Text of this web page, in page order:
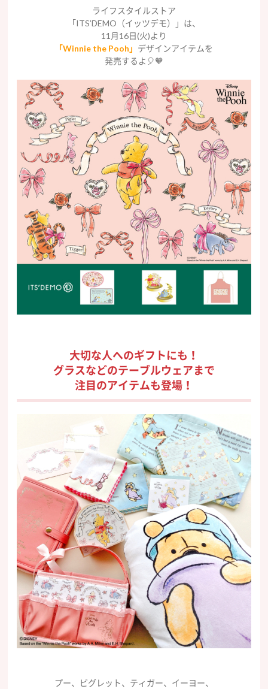
ライフスタイルストア
「ITS’DEMO（イッツデモ）」は、
11月16日(火)より
「Winnie the Pooh」 デザインアイテムを
発売するよ🎈🧡
大切な人へのギフトにも！
グラスなどのテーブルウェアまで
注目のアイテムも登場！
プー、ピグレット、ティガー、イーヨー、